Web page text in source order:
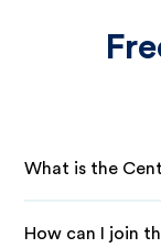
What is the
How can I join